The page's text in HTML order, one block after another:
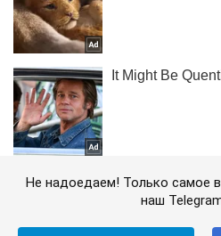
Не надоедаем! Только самое
наш